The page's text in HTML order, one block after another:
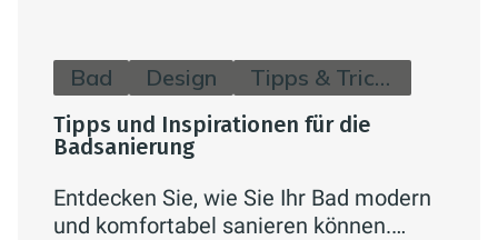
Bad Design Tipps & Tricks
Tipps und Inspirationen für die
Badsanierung
Entdecken Sie, wie Sie Ihr Bad modern
und komfortabel sanieren können.